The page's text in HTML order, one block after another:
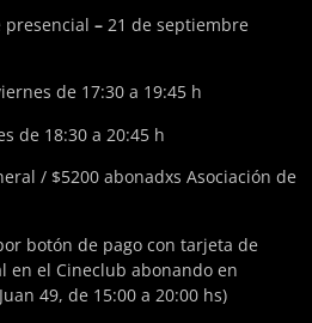
presencial – 21 de septiembre
de 17:30 a 19:45 h
de 18:30 a 20:45 h
/ $5200 abonadxs Asociación de
botón de pago con tarjeta de
en el Cineclub abonando en
49, de 15:00 a 20:00 hs)